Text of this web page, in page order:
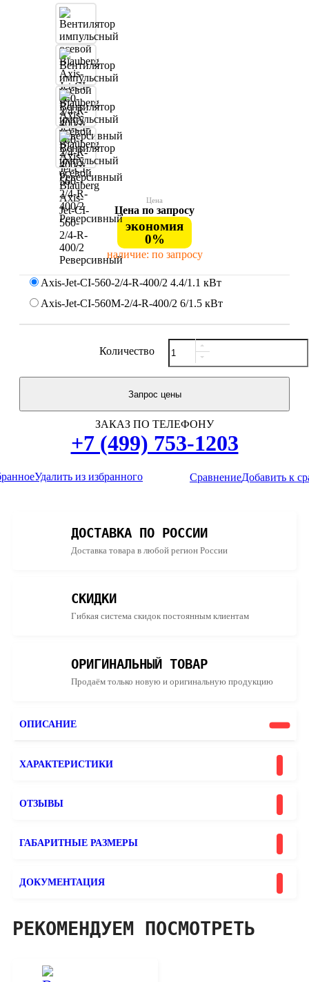
Цена
Цена по запросу
экономия
0%
наличие: по запросу
Axis-Jet-CI-560-2/4-R-400/2 4.4/1.1 кВт
Axis-Jet-CI-560M-2/4-R-400/2 6/1.5 кВт
Количество
ЗАКАЗ ПО ТЕЛЕФОНУ
+7 (499) 753-1203
СравнениеДобавить к
Удалить из избранного
ДОСТАВКА ПО РОССИИ
Доставка товара в любой регион России
СКИДКИ
Гибкая система скидок постоянным клиентам
ОРИГИНАЛЬНЫЙ ТОВАР
Продаём только новую и оригинальную продукцию
ОПИСАНИЕ
ХАРАКТЕРИСТИКИ
ОТЗЫВЫ
ГАБАРИТНЫЕ РАЗМЕРЫ
ДОКУМЕНТАЦИЯ
РЕКОМЕНДУЕМ ПОСМОТРЕТЬ